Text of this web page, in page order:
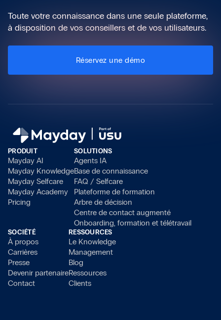
Toute votre connaissance dans une seule plateforme,
à disposition de vos conseillers et de vos utilisateurs.
Réservez une démo
PRODUIT
Mayday AI
Mayday Knowledge
Mayday Selfcare
Mayday Academy
Pricing
SOLUTIONS
Agents IA
Base de connaissance
FAQ / Selfcare
Plateforme de formation
Arbre de décision
Centre de contact augmenté
Onboarding, formation et télétravail
SOCIÉTÉ
À propos
Carrières
Presse
Devenir partenaire
Contact
RESSOURCES
Le Knowledge
Management
Blog
Ressources
Clients
Continuer sans accepter
Salut c'est nous...